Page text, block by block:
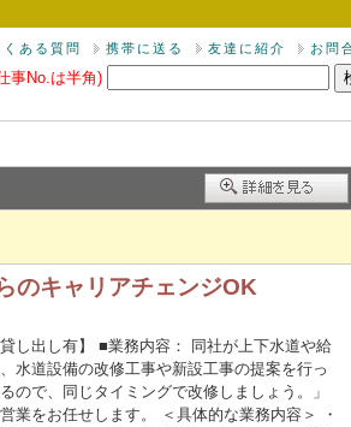
くある質問 携帯に送る 友達に紹介 お問
事No.は半角)
のキャリアチェンジOK
し出し有】 ■業務内容： 同社が上下水道や給
水道設備の改修工事や新設工事の提案を行っ
ので、同じタイミングで改修しましょう。」
業をお任せします。 ＜具体的な業務内容＞ ・